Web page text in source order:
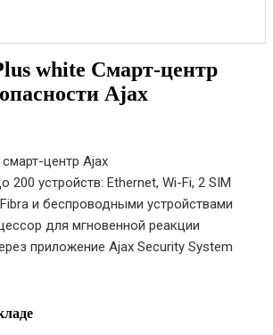
white Смарт-центр
Ajax
центр Ajax
устройств: Ethernet, Wi-Fi, 2 SIM
и беспроводными устройствами
для мгновенной реакции
приложение Ajax Security System